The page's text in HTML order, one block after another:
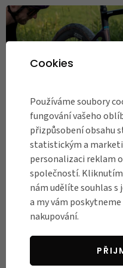
Jak nafouknout kolo
správně: 6 kroků pro
ideální tlak v
pneumatikách
Znáte ten pocit, když
na projížďku a během
bezstarostného šlapání
zjistíte, že vaše kolo „nějak
divně jede”? Častou příčinou
nesprávně nahuštěné kolo.
Cookies
Používáme soubory
fungování vašeho
přizpůsobení obsahu
statistickým a
personalizaci reklam
společností.
nám udělíte souhlas s
a my vám
nakupování.